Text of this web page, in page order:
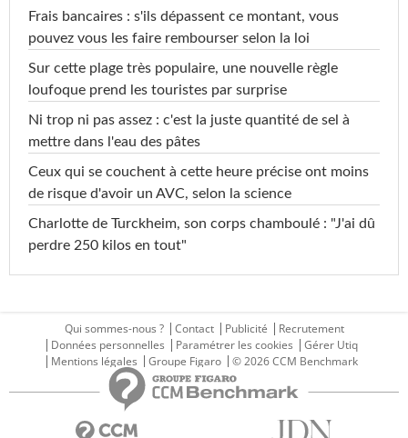
Frais bancaires : s'ils dépassent ce montant, vous
pouvez vous les faire rembourser selon la loi
Sur cette plage très populaire, une nouvelle règle
loufoque prend les touristes par surprise
Ni trop ni pas assez : c'est la juste quantité de sel à
mettre dans l'eau des pâtes
Ceux qui se couchent à cette heure précise ont moins
de risque d'avoir un AVC, selon la science
Charlotte de Turckheim, son corps chamboulé : "J'ai dû
perdre 250 kilos en tout"
Qui sommes-nous ? Contact Publicité
Recrutement
Données personnelles
Paramétrer les cookies
Gérer Utiq
Mentions légales
Groupe Figaro © 2026 CCM Benchmark